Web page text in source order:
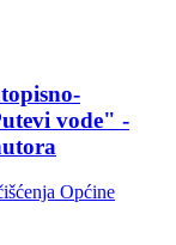
vode" -